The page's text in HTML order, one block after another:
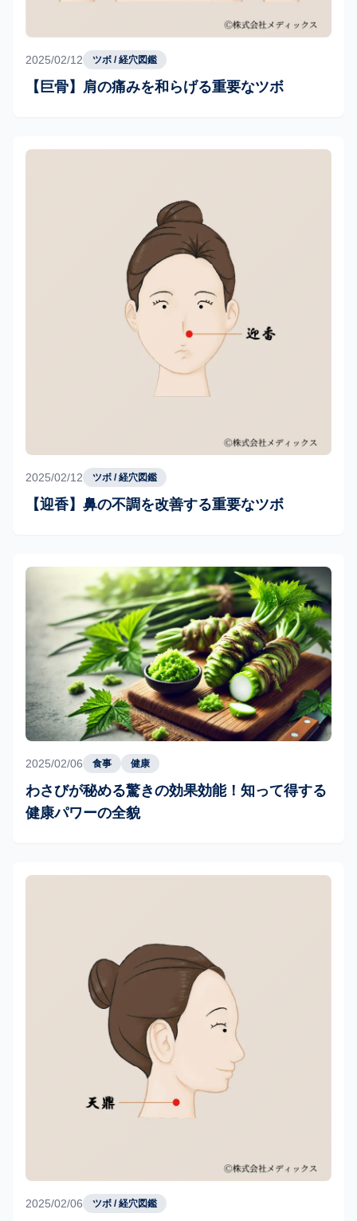
2025/02/12 ツボ / 経穴図鑑
【巨骨】肩の痛みを和らげる重要なツボ
2025/02/12 ツボ / 経穴図鑑
【迎香】鼻の不調を改善する重要なツボ
2025/02/06 食事 健康
わさびが秘める驚きの効果効能！知って得する
健康パワーの全貌
2025/02/06 ツボ / 経穴図鑑